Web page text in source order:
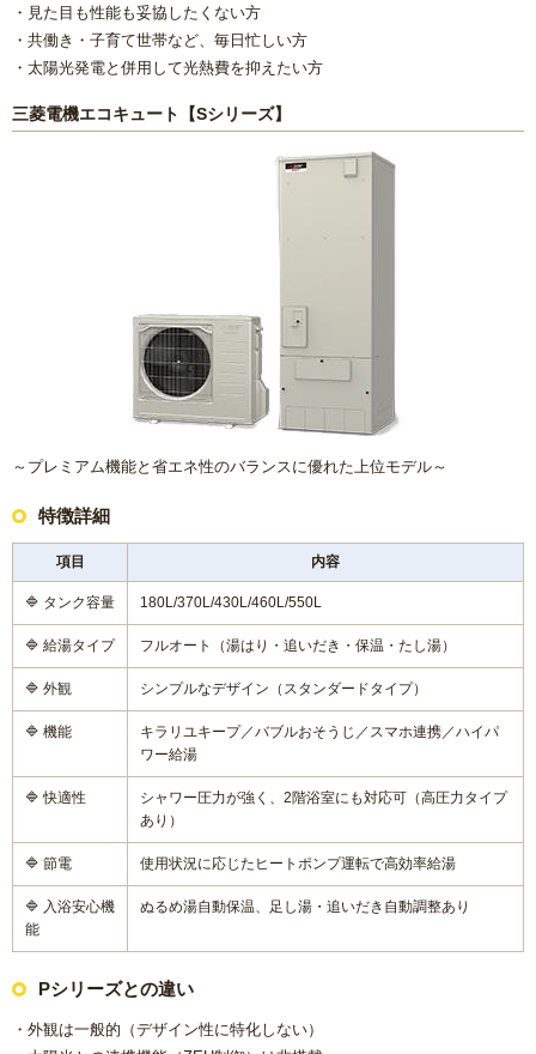
リフォームコラム
施工事例
CONTACT
・見た目も性能も妥協したくない方
・共働き・子育て世帯など、毎日忙しい方
・太陽光発電と併用して光熱費を抑えたい方
三菱電機エコキュート【Sシリーズ】
～プレミアム機能と省エネ性のバランスに優れた上位モデル～
特徴詳細
項目 内容
🔷 タンク容量 180L/370L/430L/460L/550L
🔷 給湯タイプ フルオート（湯はり・追いだき・保温・たし湯）
🔷 外観 シンプルなデザイン（スタンダードタイプ）
🔷 機能
キラリユキープ／バブルおそうじ／スマホ連携／ハイパ
ワー給湯
🔷 快適性
シャワー圧力が強く、2階浴室にも対応可（高圧力タイプ
あり）
🔷 節電 使用状況に応じたヒートポンプ運転で高効率給湯
🔷 入浴安心機
能
ぬるめ湯自動保温、足し湯・追いだき自動調整あり
Pシリーズとの違い
・外観は一般的（デザイン性に特化しない）